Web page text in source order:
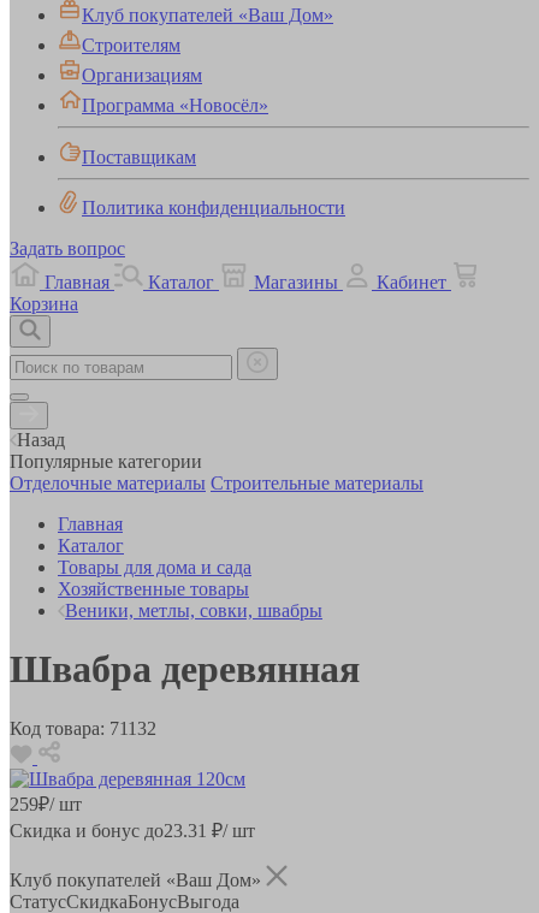
Клуб покупателей «Ваш Дом»
Строителям
Организациям
Программа «Новосёл»
Поставщикам
Политика конфиденциальности
Задать вопрос
Главная
Каталог Магазины
Кабинет
Корзина
Назад
Популярные категории
Отделочные материалы Строительные материалы
Главная
Каталог
Товары для дома и сада
Хозяйственные товары
Веники, метлы, совки, швабры
Швабра деревянная
Код товара: 71132
259₽/ шт
Скидка и бонус до23.31 ₽/ шт
Клуб покупателей «Ваш Дом»
СтатусСкидкаБонусВыгода